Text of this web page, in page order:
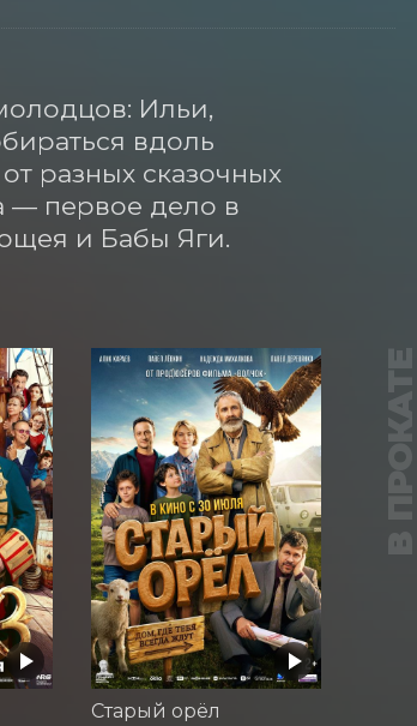
Ильи,
вдоль
разных сказочных
— первое дело в
и Бабы Яги.
Старый орёл
В